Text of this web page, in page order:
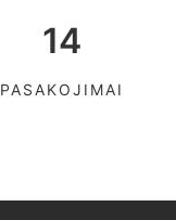
14
PASAKOJIMAI